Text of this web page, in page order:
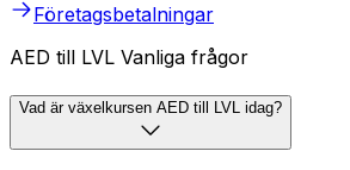
Företagsbetalningar
AED till LVL Vanliga frågor
Vad är växelkursen AED till LVL idag?